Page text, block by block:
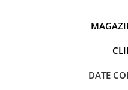
DATE